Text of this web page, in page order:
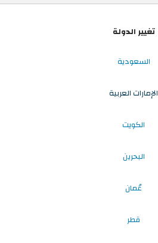
تغيير الدولة
السعودية
الإمارات العربية
الكويت
البحرين
عُمان
قطر